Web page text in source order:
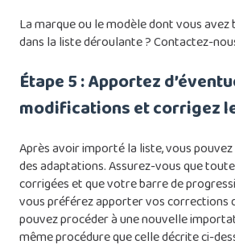
La marque ou le modèle dont vous avez
dans la liste déroulante ?Contactez-
Étape 5 : Apportez
modifications et corrigez
Après avoir importé la liste, vous
des adaptations. Assurez-vous que
corrigées et que votre barre de
vous préférez apporter vos corrections
pouvez procéder à une nouvelle
même procédure que celle décrite ci-